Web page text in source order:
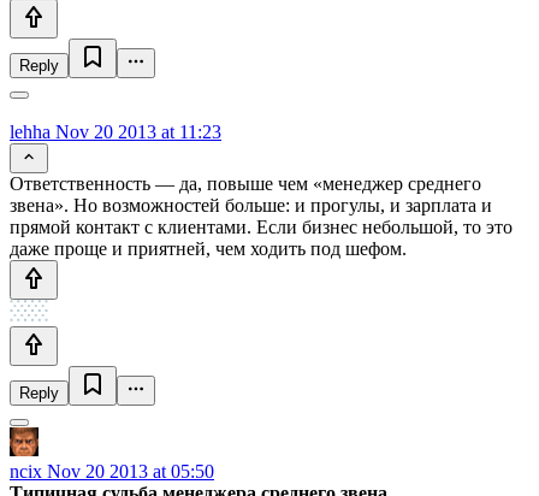
Reply
lehha Nov 20 2013 at 11:23
Ответственность — да, повыше чем «менеджер среднего
звена». Но возможностей больше: и прогулы, и зарплата и
прямой контакт с клиентами. Если бизнес небольшой, то это
даже проще и приятней, чем ходить под шефом.
Reply
ncix Nov 20 2013 at 05:50